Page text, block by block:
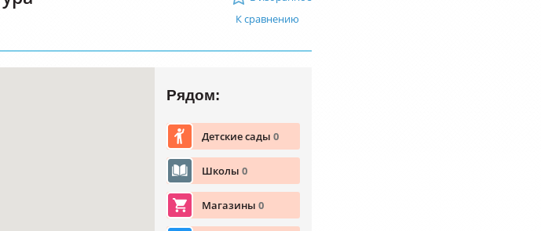
К сравнению
Рядом:
Детские сады 0
Школы 0
Магазины 0